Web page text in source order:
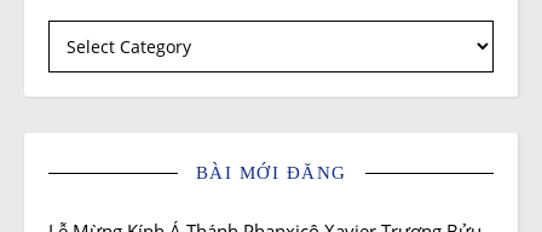
Tác giả
BÀI MỚI ĐĂNG